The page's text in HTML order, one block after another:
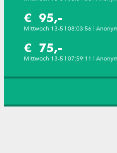
€ 95,-
Mittwoch 13-5 | 08:03:56 |
€ 75,-
Mittwoch 13-5 | 07:59:11 |